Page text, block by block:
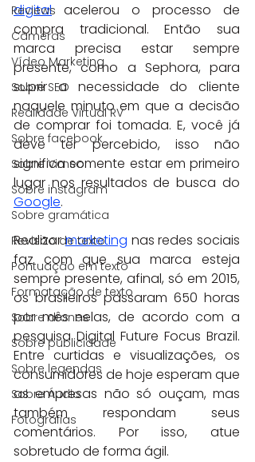
Reviews
Câmeras
Vídeo Marketing
Sobre SEO
Realidade Virtual RV
Sobre facebook
Sobre Vimeo
Sobre instagram
Sobre gramática
Revisão de texto
Pontuação em texto
Formatação de texto
Sobre drones
Sobre publicidade
Sobre legendas
Sobre Áudio
Fotografias
digital acelerou o processo de
compra tradicional. Então sua
marca precisa estar sempre
presente, como a Sephora, para
suprir a necessidade do cliente
naquele minuto em que a decisão
de comprar foi tomada. E, você já
deve ter percebido, isso não
significa somente estar em primeiro
Google.
Realizar marketing nas redes sociais
faz com que sua marca esteja
sempre presente, afinal, só em 2015,
os brasileiros passaram 650 horas
por mês nelas, de acordo com a
pesquisa Digital Future Focus Brazil.
Entre curtidas e visualizações, os
consumidores de hoje esperam que
as empresas não só ouçam, mas
também respondam seus
comentários. Por isso, atue
sobretudo de forma ágil.